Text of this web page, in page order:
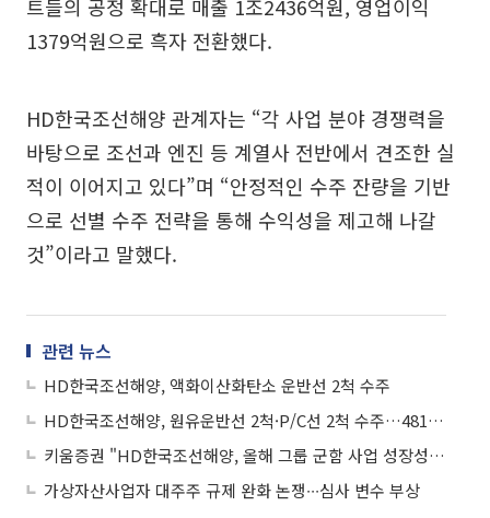
트들의 공정 확대로 매출 1조2436억원, 영업이익
1379억원으로 흑자 전환했다.
HD한국조선해양 관계자는 “각 사업 분야 경쟁력을
바탕으로 조선과 엔진 등 계열사 전반에서 견조한 실
적이 이어지고 있다”며 “안정적인 수주 잔량을 기반
으로 선별 수주 전략을 통해 수익성을 제고해 나갈
것”이라고 말했다.
관련 뉴스
HD한국조선해양, 액화이산화탄소 운반선 2척 수주
HD한국조선해양, 원유운반선 2척·P/C선 2척 수주…4816억 규모
키움증권 "HD한국조선해양, 올해 그룹 군함 사업 성장성에 주목"
가상자산사업자 대주주 규제 완화 논쟁∙∙∙심사 변수 부상